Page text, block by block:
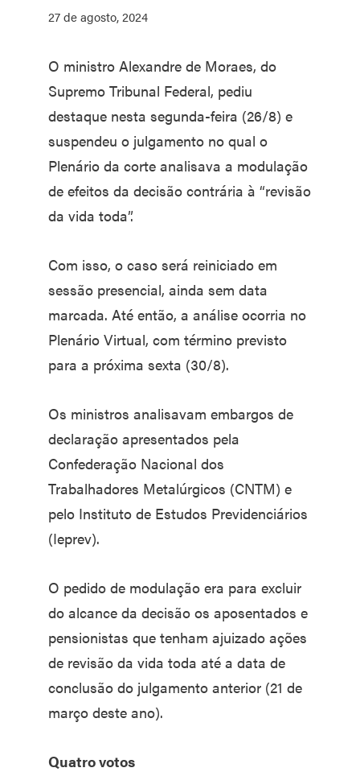
27 de agosto, 2024
O ministro Alexandre de Moraes, do
Supremo Tribunal Federal, pediu
destaque nesta segunda-feira (26/8) e
suspendeu o julgamento no qual o
Plenário da corte analisava a modulação
de efeitos da decisão contrária à “revisão
da vida toda”.
Com isso, o caso será reiniciado em
sessão presencial, ainda sem data
marcada. Até então, a análise ocorria no
Plenário Virtual, com término previsto
para a próxima sexta (30/8).
Os ministros analisavam embargos de
declaração apresentados pela
Confederação Nacional dos
Trabalhadores Metalúrgicos (CNTM) e
pelo Instituto de Estudos Previdenciários
(Ieprev).
O pedido de modulação era para excluir
do alcance da decisão os aposentados e
pensionistas que tenham ajuizado ações
de revisão da vida toda até a data de
conclusão do julgamento anterior (21 de
março deste ano).
Quatro votos